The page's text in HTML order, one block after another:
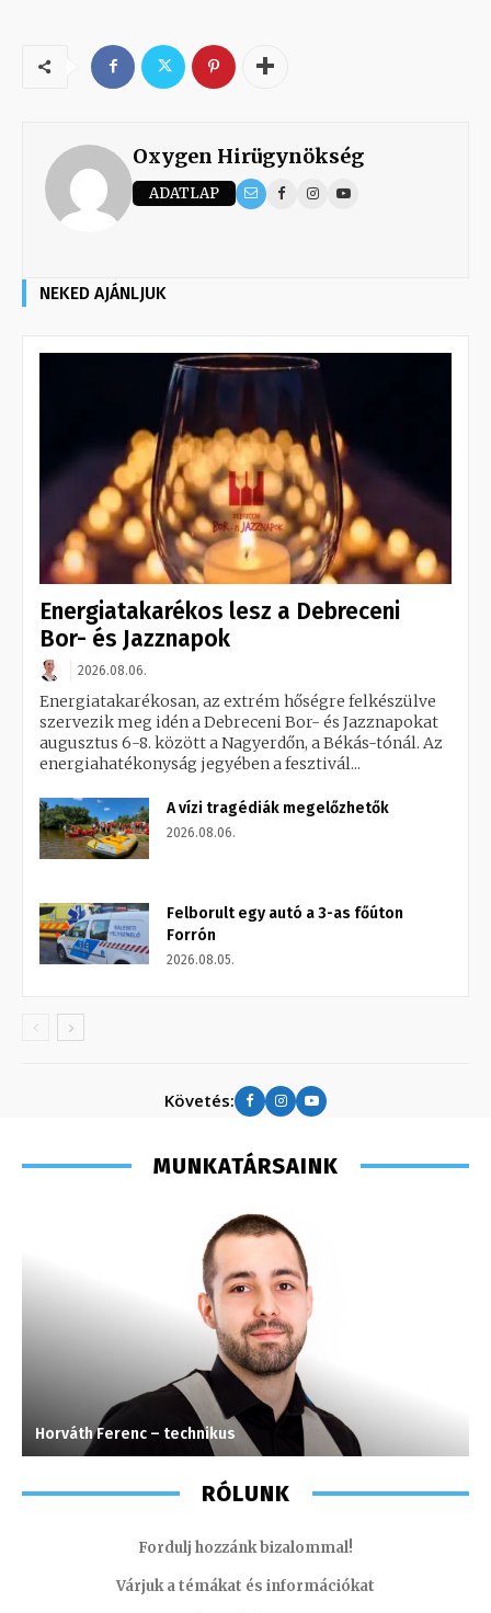
Oxygen Hirügynökség
ADATLAP
NEKED AJÁNLJUK
Energiatakarékos lesz a Debreceni
Bor- és Jazznapok
2026.08.06.
Energiatakarékosan, az extrém hőségre felkészülve
szervezik meg idén a Debreceni Bor- és Jazznapokat
augusztus 6-8. között a Nagyerdőn, a Békás-tónál. Az
energiahatékonyság jegyében a fesztivál...
A vízi tragédiák megelőzhetők
2026.08.06.
Felborult egy autó a 3-as főúton
Forrón
2026.08.05.
Követés:
MUNKATÁRSAINK
Horváth Ferenc – technikus
RÓLUNK
Fordulj hozzánk bizalommal!
Várjuk a témákat és információkat